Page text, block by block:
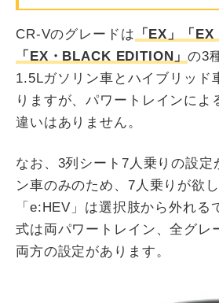
CR-Vのグレードは 「EX」「
「EX・BLACK EDITION」の3
1.5Lガソリン車とハイブリッド
りますが、パワートレインによ
違いはありません。
なお、3列シート7人乗りの設定
ン車のみのため、7人乗りが欲
「e:HEV」は選択肢から外れる
式は両パワートレイン、全グレ
両方の設定があります。